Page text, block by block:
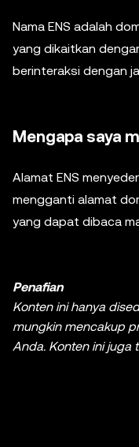
Nama ENS adalah
yang dikaitkan
berinteraksi dengan
Mengapa saya
Alamat ENS
mengganti alamat
yang dapat dibaca
Penafian
Konten ini hanya
mungkin mencakup
Anda. Konten ini juga
memberikan (i)
akuntansi, hukum,